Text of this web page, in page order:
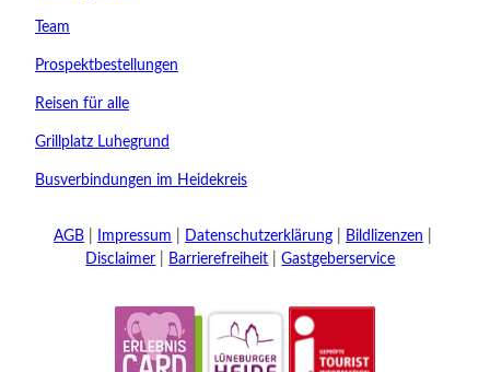
Team
Prospektbestellungen
Reisen für alle
Grillplatz Luhegrund
Busverbindungen im Heidekreis
AGB Impressum Datenschutzerklärung
Bildlizenzen
Disclaimer
Barrierefreiheit Gastgeberservice